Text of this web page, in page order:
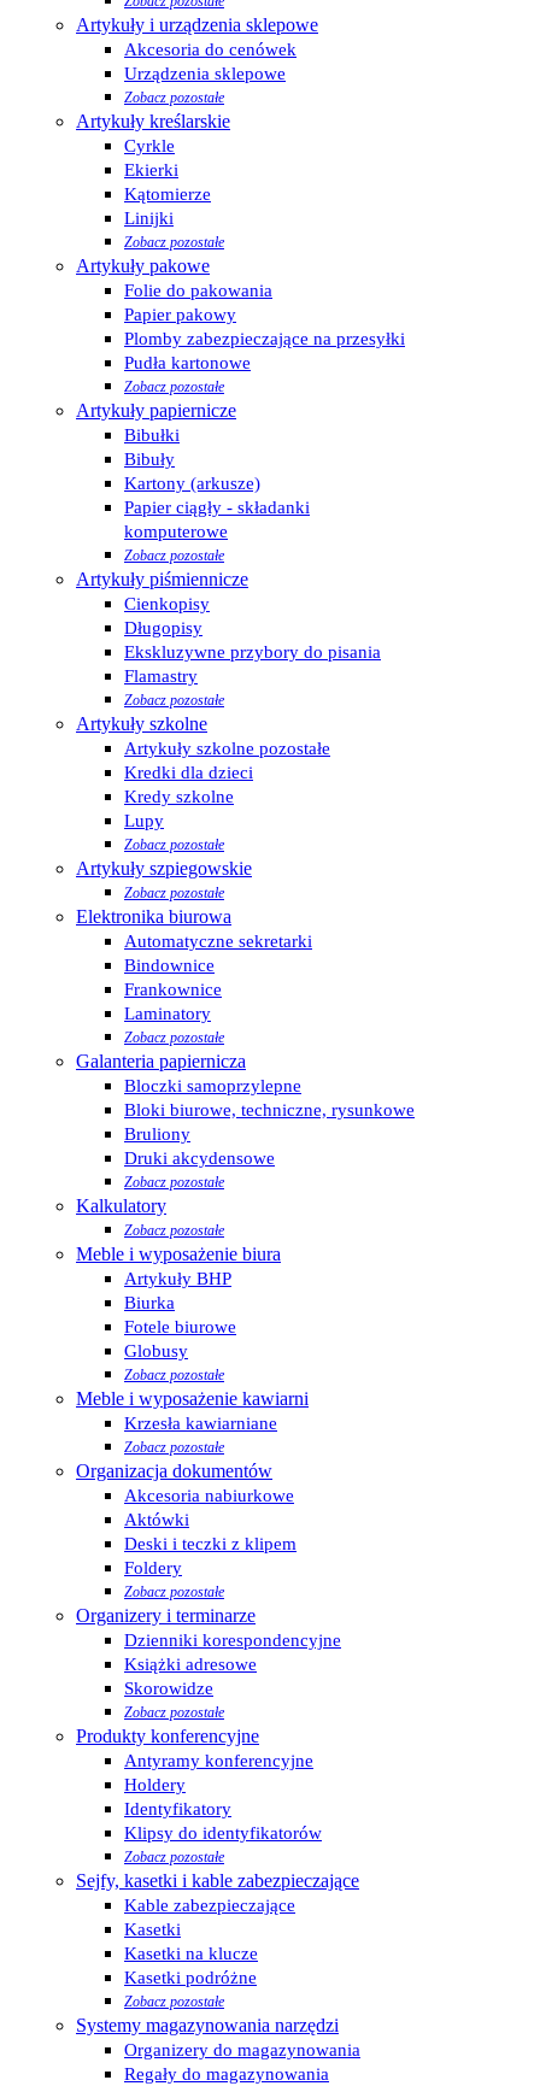
Artykuły i urządzenia sklepowe
Akcesoria do cenówek
Urządzenia sklepowe
Zobacz pozostałe
Artykuły kreślarskie
Cyrkle
Ekierki
Kątomierze
Linijki
Zobacz pozostałe
Artykuły pakowe
Folie do pakowania
Papier pakowy
Plomby zabezpieczające na przesyłki
Pudła kartonowe
Zobacz pozostałe
Artykuły papiernicze
Bibułki
Bibuły
Kartony (arkusze)
Papier ciągły - składanki
komputerowe
Zobacz pozostałe
Artykuły piśmiennicze
Cienkopisy
Długopisy
Ekskluzywne przybory do pisania
Flamastry
Zobacz pozostałe
Artykuły szkolne
Artykuły szkolne pozostałe
Kredki dla dzieci
Kredy szkolne
Lupy
Zobacz pozostałe
Artykuły szpiegowskie
Zobacz pozostałe
Elektronika biurowa
Automatyczne sekretarki
Bindownice
Frankownice
Laminatory
Zobacz pozostałe
Galanteria papiernicza
Bloczki samoprzylepne
Bloki biurowe, techniczne, rysunkowe
Bruliony
Druki akcydensowe
Zobacz pozostałe
Kalkulatory
Zobacz pozostałe
Meble i wyposażenie biura
Artykuły BHP
Biurka
Fotele biurowe
Globusy
Zobacz pozostałe
Meble i wyposażenie kawiarni
Krzesła kawiarniane
Zobacz pozostałe
Organizacja dokumentów
Akcesoria nabiurkowe
Aktówki
Deski i teczki z klipem
Foldery
Zobacz pozostałe
Organizery i terminarze
Dzienniki korespondencyjne
Książki adresowe
Skorowidze
Zobacz pozostałe
Produkty konferencyjne
Antyramy konferencyjne
Holdery
Identyfikatory
Klipsy do identyfikatorów
Zobacz pozostałe
Sejfy, kasetki i kable zabezpieczające
Kable zabezpieczające
Kasetki
Kasetki na klucze
Kasetki podróżne
Zobacz pozostałe
Systemy magazynowania narzędzi
Organizery do magazynowania
Regały do magazynowania